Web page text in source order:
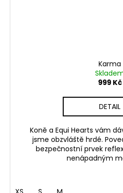
Karma
999 Kč
DETAIL
Koně a Equi Hearts vám
jsme obzvláště hrdé.
bezpečnostní prvek
nenápadným